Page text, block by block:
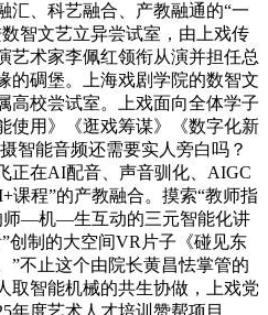
汇、科艺融合、产教融通的“一
智文艺立异尝试室，由上戏传
艺术家李佩红领衔从演并担任总
的碉堡。上海戏剧学院的数智文
高校尝试室。上戏面向全体学子
使用》《逛戏筹谋》《数字化新
智能音频还需要实人旁白吗？
正在AI配音、声音驯化、AIGC
课程”的产教融合。摸索“教师指
师—机—生互动的三元智能化讲
创制的大空间VR片子《碰见东
”不止这个由院长黄昌怯掌管的
取智能机械的共生协做，上戏党